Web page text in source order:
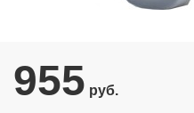
955 руб.